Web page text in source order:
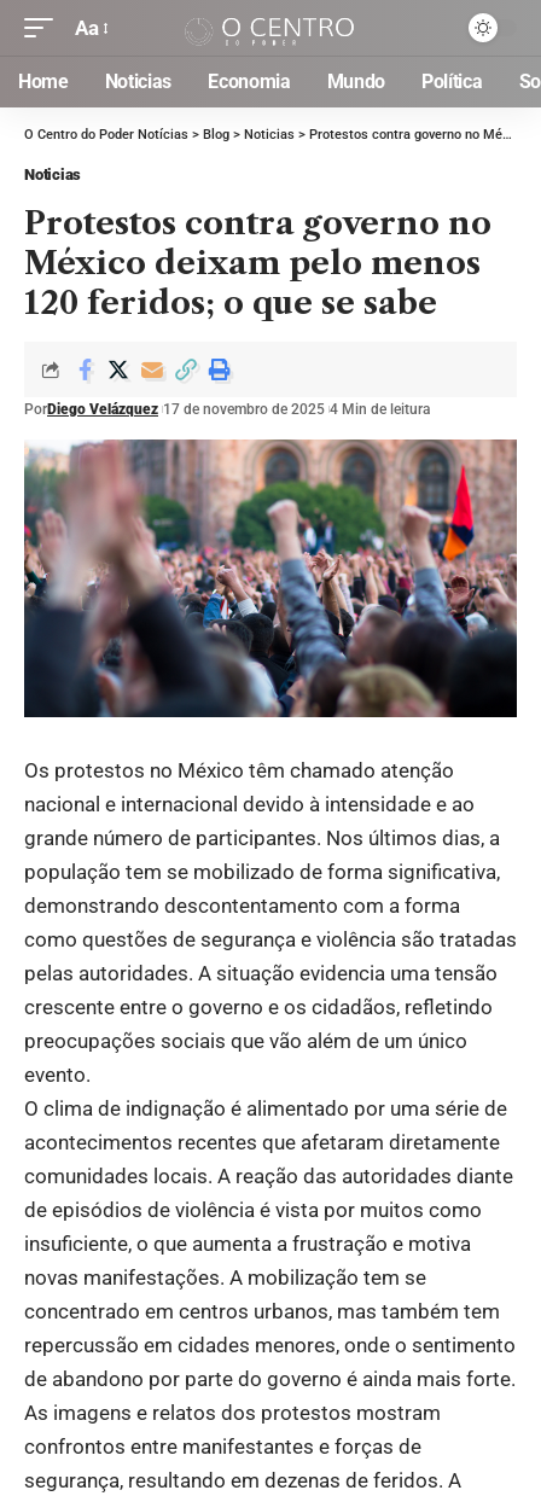
Aa
Home Noticias Economia Mundo Política
O Centro do Poder Notícias > Blog > Noticias > Protestos contra governo no México deixam pelo menos 120 feridos; o que se sabe
Noticias
Protestos contra governo no
México deixam pelo menos
120 feridos; o que se sabe
PorDiego Velázquez 17 de novembro de 2025 4 Min de leitura
Os protestos no México têm chamado atenção
nacional e internacional devido à intensidade e ao
grande número de participantes. Nos últimos dias, a
população tem se mobilizado de forma significativa,
demonstrando descontentamento com a forma
como questões de segurança e violência são tratadas
pelas autoridades. A situação evidencia uma tensão
crescente entre o governo e os cidadãos, refletindo
preocupações sociais que vão além de um único
evento.
O clima de indignação é alimentado por uma série de
acontecimentos recentes que afetaram diretamente
comunidades locais. A reação das autoridades diante
de episódios de violência é vista por muitos como
insuficiente, o que aumenta a frustração e motiva
novas manifestações. A mobilização tem se
concentrado em centros urbanos, mas também tem
repercussão em cidades menores, onde o sentimento
de abandono por parte do governo é ainda mais forte.
As imagens e relatos dos protestos mostram
confrontos entre manifestantes e forças de
segurança, resultando em dezenas de feridos. A